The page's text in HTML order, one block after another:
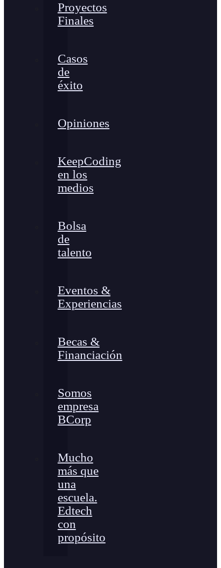
Proyectos
Finales
Casos
de
éxito
Opiniones
KeepCoding
en los
medios
Bolsa
de
talento
Eventos &
Experiencias
Becas &
Financiación
Somos
empresa
BCorp
Mucho
más que
una
escuela.
Edtech
con
propósito